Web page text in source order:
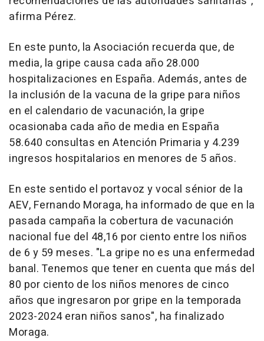
afirma Pérez.
En este punto, la Asociación recuerda que, de
media, la gripe causa cada año 28.000
hospitalizaciones en España. Además, antes de
la inclusión de la vacuna de la gripe para niños
en el calendario de vacunación, la gripe
ocasionaba cada año de media en España
58.640 consultas en Atención Primaria y 4.239
ingresos hospitalarios en menores de 5 años.
En este sentido el portavoz y vocal sénior de la
AEV, Fernando Moraga, ha informado de que en la
pasada campaña la cobertura de vacunación
nacional fue del 48,16 por ciento entre los niños
de 6 y 59 meses. "La gripe no es una enfermedad
banal. Tenemos que tener en cuenta que más del
80 por ciento de los niños menores de cinco
años que ingresaron por gripe en la temporada
2023-2024 eran niños sanos", ha finalizado
Moraga.